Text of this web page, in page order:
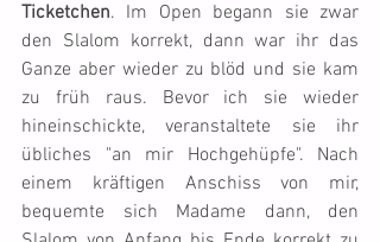
Ticketchen. Im Open begann sie zwar
den Slalom korrekt, dann war ihr das
Ganze aber wieder zu blöd und sie kam
zu früh raus. Bevor ich sie wieder
hineinschickte, veranstaltete sie ihr
übliches "an mir Hochgehüpfe". Nach
einem kräftigen Anschiss von mir,
bequemte sich Madame dann, den